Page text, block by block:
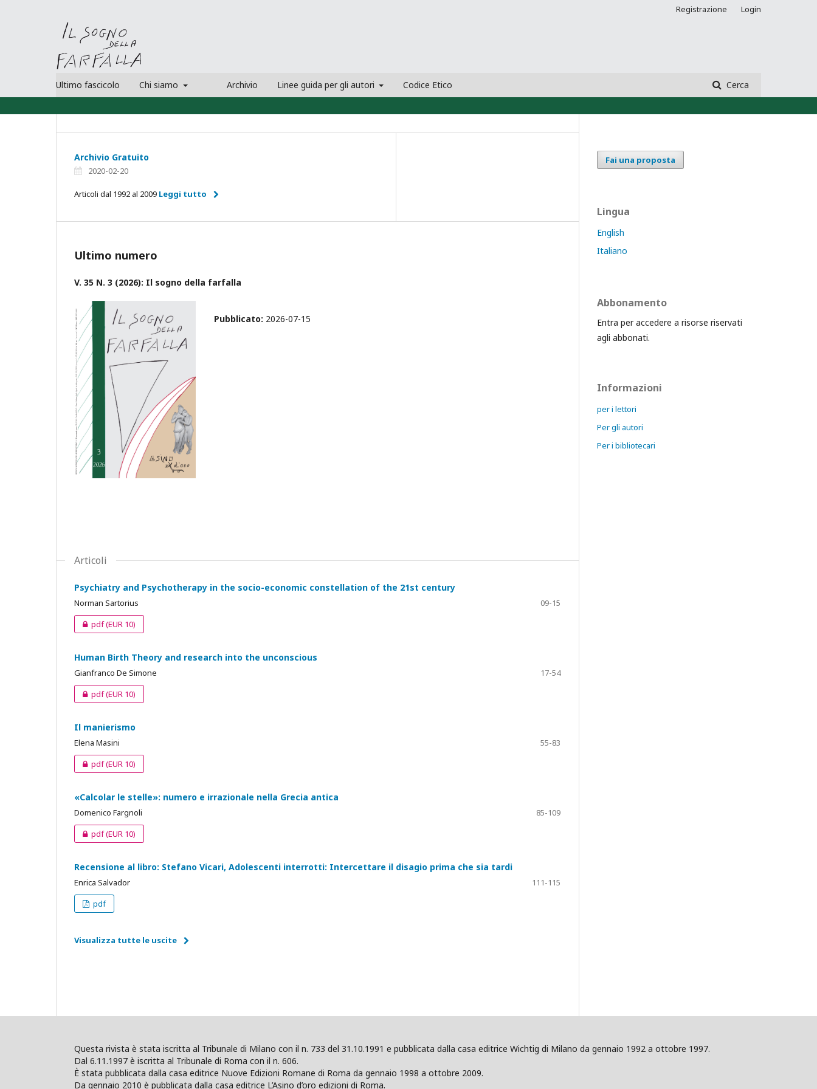
Ultimo fascicolo Chi siamo Archivio Linee guida per gli autori Codice Etico Cerca
Registrazione Login
Archivio Gratuito
2020-02-20
Articoli dal 1992 al 2009 Leggi tutto
Ultimo numero
V. 35 N. 3 (2026): Il sogno della farfalla
Pubblicato: 2026-07-15
Articoli
Psychiatry and Psychotherapy in the socio-economic constellation of the 21st century
Norman Sartorius
09-15
pdf(EUR 10)
Human Birth Theory and research into the unconscious
Gianfranco De Simone
17-54
pdf(EUR 10)
Il manierismo
Elena Masini
55-83
pdf(EUR 10)
«Calcolar le stelle»: numero e irrazionale nella Grecia antica
Domenico Fargnoli
85-109
pdf(EUR 10)
Recensione al libro: Stefano Vicari, Adolescenti interrotti: Intercettare il disagio prima che sia tardi
Enrica Salvador
111-115
pdf
Visualizza tutte le uscite
Fai una proposta
Lingua
English
Italiano
Abbonamento
Entra per accedere a risorse riservati
agli abbonati.
Informazioni
per i lettori
Per gli autori
Per i bibliotecari
Questa rivista è stata iscritta al Tribunale di Milano con il n. 733 del 31.10.1991 e pubblicata dalla casa editrice Wichtig di Milano da gennaio 1992 a ottobre 1997.
Dal 6.11.1997 è iscritta al Tribunale di Roma con il n. 606.
È stata pubblicata dalla casa editrice Nuove Edizioni Romane di Roma da gennaio 1998 a ottobre 2009.
Da gennaio 2010 è pubblicata dalla casa editrice L’Asino d’oro edizioni di Roma.